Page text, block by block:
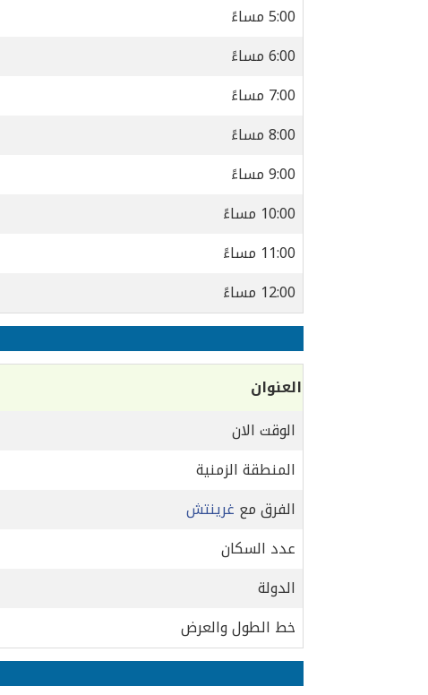
5:00 مساءً
6:00 مساءً
7:00 مساءً
8:00 مساءً
9:00 مساءً
10:00 مساءً
11:00 مساءً
12:00 مساءً
العنوان
الوقت الان
المنطقة الزمنية
الفرق مع غرينتش
عدد السكان
الدولة
خط الطول والعرض